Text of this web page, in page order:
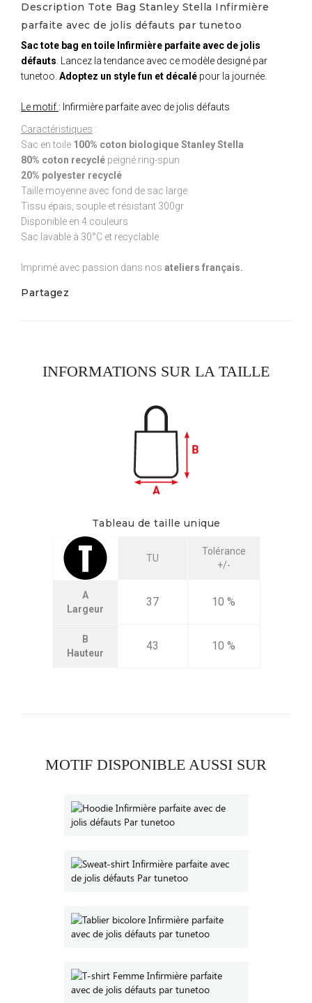
Description Tote Bag Stanley Stella Infirmière
parfaite avec de jolis défauts par tunetoo
Sac tote bag en toile Infirmière parfaite avec de jolis
défauts. Lancez la tendance avec ce modèle designé par
tunetoo. Adoptez un style fun et décalé pour la journée.
Le motif : Infirmière parfaite avec de jolis défauts
Caractéristiques :
Sac en toile 100% coton biologique Stanley Stella
80% coton recyclé peigné ring-spun
20% polyester recyclé
Taille moyenne avec fond de sac large
Tissu épais, souple et résistant 300gr
Disponible en 4 couleurs
Sac lavable à 30°C et recyclable
Imprimé avec passion dans nos ateliers français.
Partagez
INFORMATIONS SUR LA TAILLE
Tableau de taille unique
TU
Tolérance
+/-
A
Largeur
37 10 %
B
Hauteur
43 10 %
MOTIF DISPONIBLE AUSSI SUR